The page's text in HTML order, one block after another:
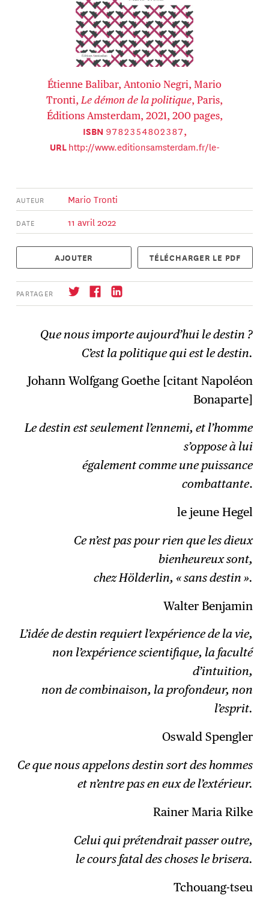
Étienne Balibar, Antonio Negri, Mario
Tronti, Le démon de la politique, Paris,
Éditions Amsterdam, 2021, 200 pages,
ISBN 9782354802387,
URL http://www.editionsamsterdam.fr/le-
AUTEUR Mario Tronti
DATE 11 avril 2022
AJOUTER TÉLÉCHARGER LE PDF
PARTAGER
Que nous importe aujourd’hui le destin ?
C’est la politique qui est le destin.
Johann Wolfgang Goethe [citant Napoléon
Bonaparte]
Le destin est seulement l’ennemi, et l’homme
s’oppose à lui
également comme une puissance
combattante.
le jeune Hegel
Ce n’est pas pour rien que les dieux
bienheureux sont,
chez Hölderlin, « sans destin ».
Walter Benjamin
L’idée de destin requiert l’expérience de la vie,
non l’expérience scientifique, la faculté
d’intuition,
non de combinaison, la profondeur, non
l’esprit.
Oswald Spengler
Ce que nous appelons destin sort des hommes
et n’entre pas en eux de l’extérieur.
Rainer Maria Rilke
Celui qui prétendrait passer outre,
le cours fatal des choses le brisera.
Tchouang-tseu